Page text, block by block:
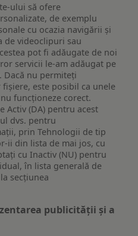
ului să ofere
de exemplu
cu ocazia navigării și
de videoclipuri sau
pot fi adăugate de noi
servicii le-am adăugat pe
Dacă nu permiteți
fișiere, este posibil ca unele
funcționeze corect.
Activ (DA) pentru acest
dvs. pentru
prin Tehnologii de tip
ii din lista de mai jos, cu
cu Inactiv (NU) pentru
în lista generală de
secțiunea
publicității și a